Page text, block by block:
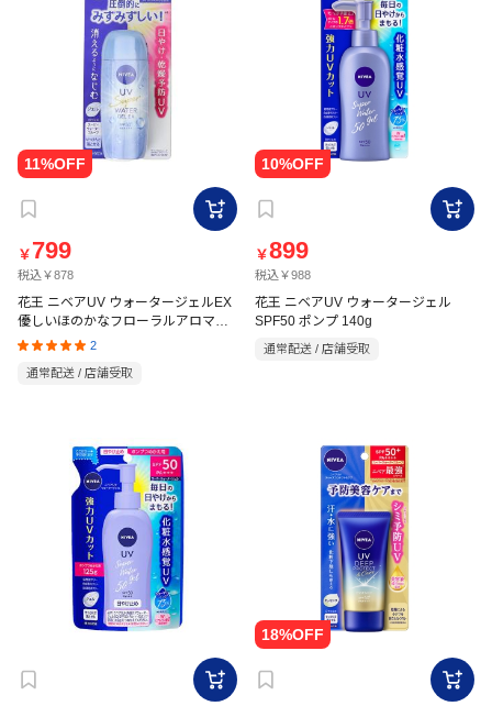
￥ 799
税込￥878
花王 ニベアUV ウォータージェルEX
優しいほのかなフローラルアロマの
香り 80g
2
通常配送 / 店舗受取
￥899
税込￥988
花王 ニベアUV ウォータージェル
SPF50 ポンプ 140g
通常配送 / 店舗受取